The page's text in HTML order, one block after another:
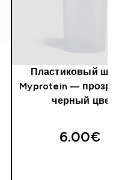
Пластиковый
Myprotein —
черный цвет
6.00€‎